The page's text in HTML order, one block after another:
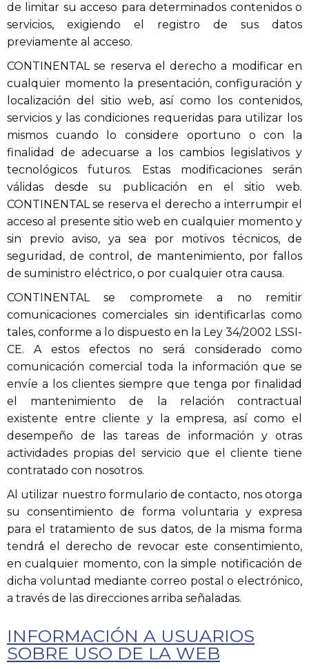
de limitar su acceso para determinados contenidos o
servicios, exigiendo el registro de sus datos
previamente al acceso.
CONTINENTAL se reserva el derecho a modificar en
cualquier momento la presentación, configuración y
localización del sitio web, así como los contenidos,
servicios y las condiciones requeridas para utilizar los
mismos cuando lo considere oportuno o con la
finalidad de adecuarse a los cambios legislativos y
tecnológicos futuros. Estas modificaciones serán
válidas desde su publicación en el sitio web.
CONTINENTAL se reserva el derecho a interrumpir el
acceso al presente sitio web en cualquier momento y
sin previo aviso, ya sea por motivos técnicos, de
seguridad, de control, de mantenimiento, por fallos
de suministro eléctrico, o por cualquier otra causa.
CONTINENTAL se compromete a no remitir
comunicaciones comerciales sin identificarlas como
tales, conforme a lo dispuesto en la Ley 34/2002 LSSI-
CE. A estos efectos no será considerado como
comunicación comercial toda la información que se
envíe a los clientes siempre que tenga por finalidad
el mantenimiento de la relación contractual
existente entre cliente y la empresa, así como el
desempeño de las tareas de información y otras
actividades propias del servicio que el cliente tiene
contratado con nosotros.
Al utilizar nuestro formulario de contacto, nos otorga
su consentimiento de forma voluntaria y expresa
para el tratamiento de sus datos, de la misma forma
tendrá́ el derecho de revocar este consentimiento,
en cualquier momento, con la simple notificación de
dicha voluntad mediante correo postal o electrónico,
a través de las direcciones arriba señaladas.
INFORMACIÓN A USUARIOS
SOBRE USO DE LA WEB